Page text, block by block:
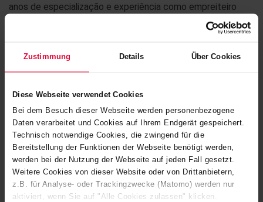
Zustimmung Details Über Cookies
Diese Webseite verwendet Cookies
Bei dem Besuch dieser Webseite werden personenbezogene
Daten verarbeitet und Cookies auf Ihrem Endgerät gespeichert.
Technisch notwendige Cookies, die zwingend für die
Bereitstellung der Funktionen der Webseite benötigt werden,
werden bei der Nutzung der Webseite auf jeden Fall gesetzt.
Weitere Cookies von dieser Website oder von Drittanbietern,
z.B. für Analyse- oder Trackingzwecke (Matomo) werden nur
aktiviert, wenn Sie auf "Alle Cookies zulassen" klicken.
anos de especialização e experiência como empreiteiro
geral, planejador, subempreiteiro ou como parte de um
esperar muito de nós, incluindo:
Lista de sistemas principais e auxiliares
Balanços de massa e energia
Diagramas de blocos e, se necessário, diagramas de
fluxo de processo